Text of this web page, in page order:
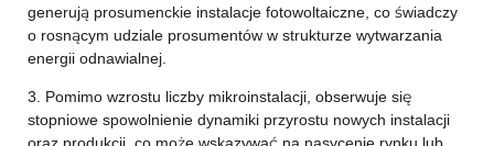
generują prosumenckie instalacje fotowoltaiczne, co świadczy
o rosnącym udziale prosumentów w strukturze wytwarzania
energii odnawialnej.
3. Pomimo wzrostu liczby mikroinstalacji, obserwuje się
stopniowe spowolnienie dynamiki przyrostu nowych instalacji